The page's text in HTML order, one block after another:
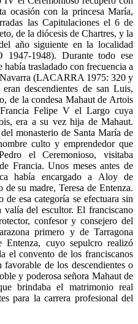
ocasión con la princesa María,
las Capitulaciones el 6 de
de la diócesis de Chartres, y la
año siguiente en la localidad
1947-1948). Durante todo ese
trasladado con frecuencia a
Navarra (LACARRA 1975: 320 y
descendientes de san Luis,
de la condesa Mahaut de Artois
Felipe V el Largo cuya
era a su vez hija de Mahaut.
monasterio de Santa María de
culto y emprendedor que
el Ceremonioso, visitaba
Francia. Unos meses antes de
había encargado a Aloy de
su madre, Teresa de Entenza.
esa categoría se efectuara sin
valía del escultor. El franciscano
confesor y consejero del
primero y de Tarragona
Entenza, cuyo sepulcro realizó
el convento de los franciscanos
de los descendientes o
y poderosa señora Mahaut de
brindaba el matrimonio real
para la carrera profesional del